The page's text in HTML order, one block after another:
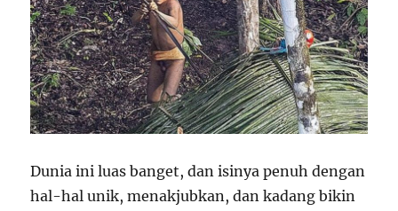
Dunia ini luas banget, dan isinya penuh dengan
hal-hal unik, menakjubkan, dan kadang bikin